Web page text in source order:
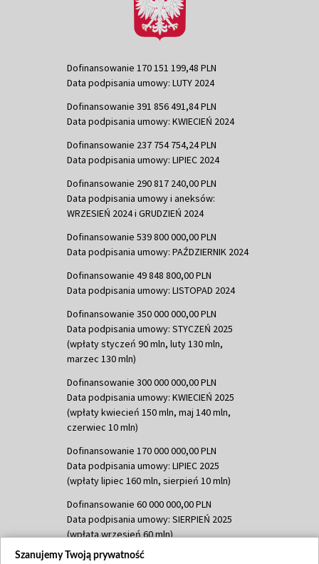
Dofinansowanie 170 151 199,48 PLN
Data podpisania umowy: LUTY 2024
Dofinansowanie 391 856 491,84 PLN
Data podpisania umowy: KWIECIEŃ 2024
Dofinansowanie 237 754 754,24 PLN
Data podpisania umowy: LIPIEC 2024
Dofinansowanie 290 817 240,00 PLN
Data podpisania umowy i aneksów:
WRZESIEŃ 2024 i GRUDZIEŃ 2024
Dofinansowanie 539 800 000,00 PLN
Data podpisania umowy: PAŹDZIERNIK 2024
Dofinansowanie 49 848 800,00 PLN
Data podpisania umowy: LISTOPAD 2024
Dofinansowanie 350 000 000,00 PLN
Data podpisania umowy: STYCZEŃ 2025
(wpłaty styczeń 90 mln, luty 130 mln,
marzec 130 mln)
Dofinansowanie 300 000 000,00 PLN
Data podpisania umowy: KWIECIEŃ 2025
(wpłaty kwiecień 150 mln, maj 140 mln,
czerwiec 10 mln)
Dofinansowanie 170 000 000,00 PLN
Data podpisania umowy: LIPIEC 2025
(wpłaty lipiec 160 mln, sierpień 10 mln)
Dofinansowanie 60 000 000,00 PLN
Data podpisania umowy: SIERPIEŃ 2025
(wpłata wrzesień 60 mln)
Dofinansowanie 635 783 051,21 PLN
Szanujemy Twoją prywatność